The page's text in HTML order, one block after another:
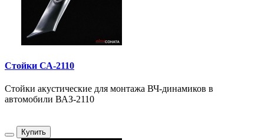
Стойки СА-2110
Стойки акустические для монтажа ВЧ-динамиков в
автомобили ВАЗ-2110
Купить